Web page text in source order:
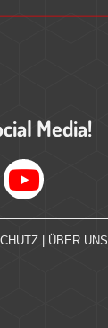
Media!
ÜBER UNS